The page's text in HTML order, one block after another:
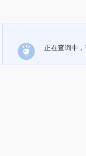
正在查询中